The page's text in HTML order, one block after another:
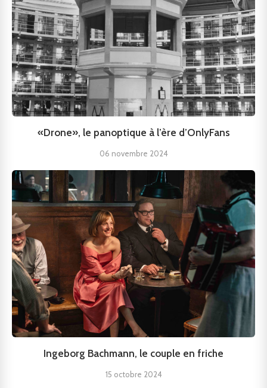
«Drone», le panoptique à l’ère d’OnlyFans
06 novembre 2024
Ingeborg Bachmann, le couple en friche
15 octobre 2024